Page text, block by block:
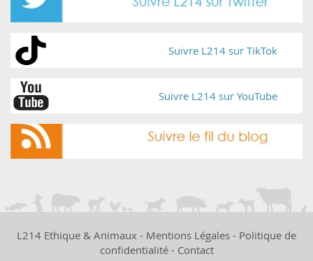
Suivre L214 sur TikTok
Suivre L214 sur YouTube
L214 Ethique & Animaux - Mentions Légales - Politique de
confidentialité- Contact